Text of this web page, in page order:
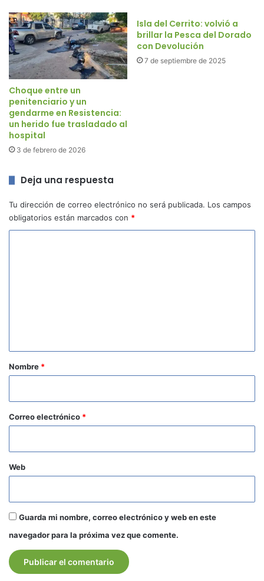
Choque entre un
penitenciario y un
gendarme en Resistencia:
un herido fue trasladado al
hospital
3 de febrero de 2026
Isla del Cerrito: volvió a
brillar la Pesca del Dorado
con Devolución
7 de septiembre de 2025
Deja una respuesta
Tu dirección de correo electrónico no será publicada. Los campos
obligatorios están marcados con *
r
o
*
Nombre *
Correo electrónico *
Web
Guarda mi nombre, correo electrónico y web en este
navegador para la próxima vez que comente.